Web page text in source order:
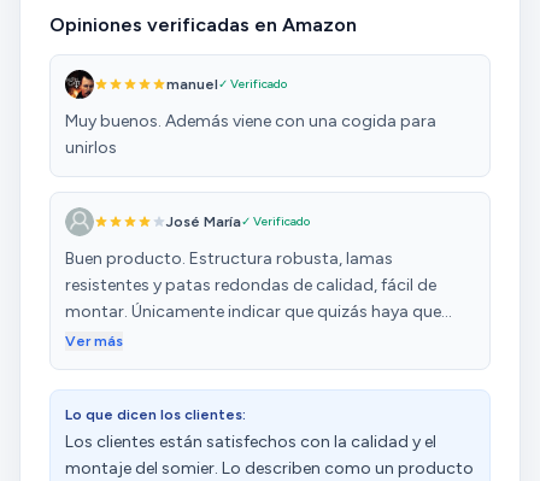
Opiniones verificadas en Amazon
manuel✓ Verificado
Muy buenos. Además viene con una cogida para
unirlos
José María✓ Verificado
Buen producto. Estructura robusta, lamas
resistentes y patas redondas de calidad, fácil de
montar. Únicamente indicar que quizás haya que
nivelar, como en mi caso, adaptando cualquier
Ver más
Lo que dicen los clientes:
Los clientes están satisfechos con la calidad y el
montaje del somier. Lo describen como un producto